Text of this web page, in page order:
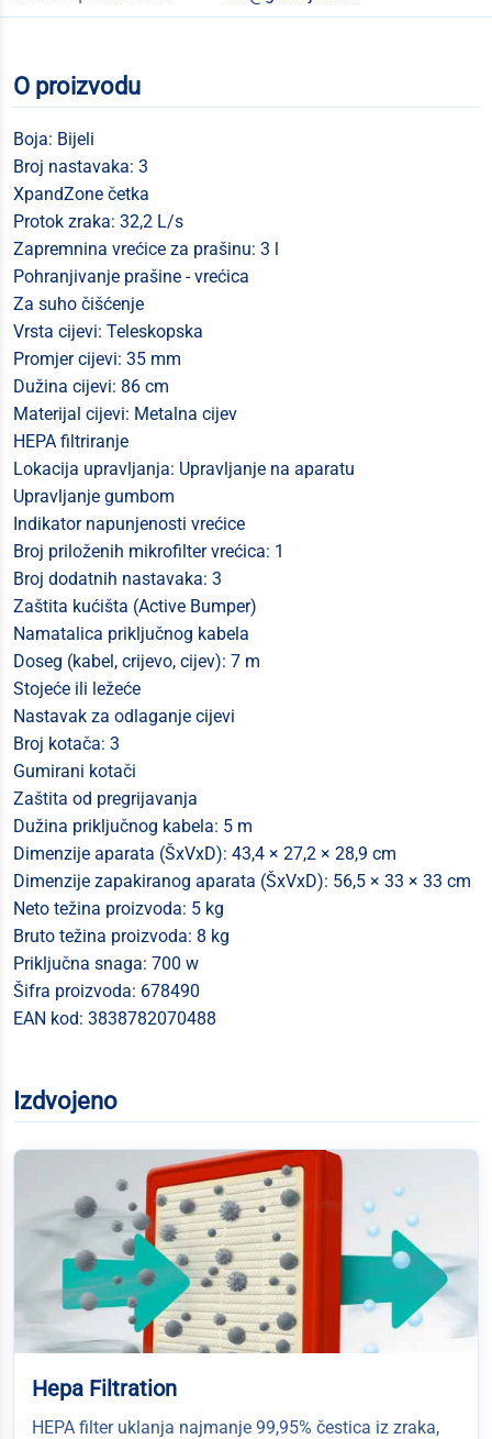
O proizvodu
Boja: Bijeli
Broj nastavaka: 3
XpandZone četka
Protok zraka: 32,2 L/s
Zapremnina vrećice za prašinu: 3 l
Pohranjivanje prašine - vrećica
Za suho čišćenje
Vrsta cijevi: Teleskopska
Promjer cijevi: 35 mm
Dužina cijevi: 86 cm
Materijal cijevi: Metalna cijev
HEPA filtriranje
Lokacija upravljanja: Upravljanje na aparatu
Upravljanje gumbom
Indikator napunjenosti vrećice
Broj priloženih mikrofilter vrećica: 1
Broj dodatnih nastavaka: 3
Zaštita kućišta (Active Bumper)
Namatalica priključnog kabela
Doseg (kabel, crijevo, cijev): 7 m
Stojeće ili ležeće
Nastavak za odlaganje cijevi
Broj kotača: 3
Gumirani kotači
Zaštita od pregrijavanja
Dužina priključnog kabela: 5 m
Dimenzije aparata (ŠxVxD): 43,4 × 27,2 × 28,9 cm
Dimenzije zapakiranog aparata (ŠxVxD): 56,5 × 33 × 33 cm
Neto težina proizvoda: 5 kg
Bruto težina proizvoda: 8 kg
Priključna snaga: 700 w
Šifra proizvoda: 678490
EAN kod: 3838782070488
Izdvojeno
Hepa Filtration
HEPA filter uklanja najmanje 99,95% čestica iz zraka,